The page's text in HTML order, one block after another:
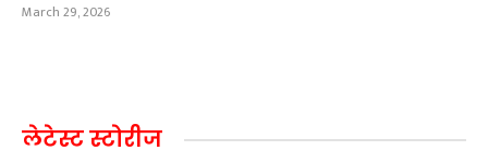
March 29, 2026
लेटेस्ट स्टोरीज